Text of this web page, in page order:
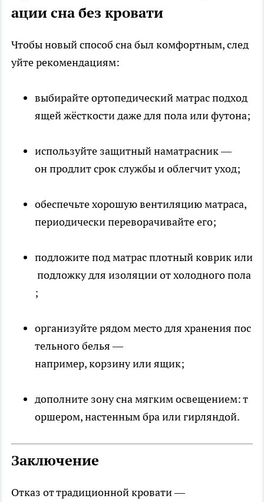
ации сна без кровати
Чтобы новый способ сна был комфортным, след
уйте рекомендациям:
выбирайте ортопедический матрас подход
ящей жёсткости даже для пола или футона;
используйте защитный наматрасник —
он продлит срок службы и облегчит уход;
обеспечьте хорошую вентиляцию матраса,
периодически переворачивайте его;
подложите под матрас плотный коврик или
подложку для изоляции от холодного пола
;
организуйте рядом место для хранения пос
тельного белья —
например, корзину или ящик;
дополните зону сна мягким освещением: т
оршером, настенным бра или гирляндой.
Заключение
Отказ от традиционной кровати —